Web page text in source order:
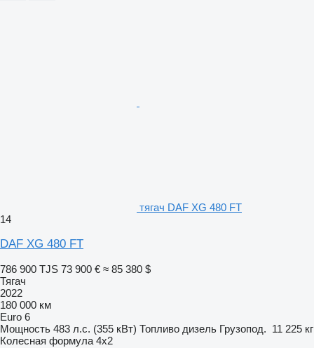
тягач DAF XG 480 FT
14
DAF XG 480 FT
786 900 TJS 73 900 € ≈ 85 380 $
Тягач
2022
180 000 км
Euro 6
Мощность 483 л.с. (355 кВт) Топливо дизель Грузопод. 11 225 кг
Колесная формула 4x2